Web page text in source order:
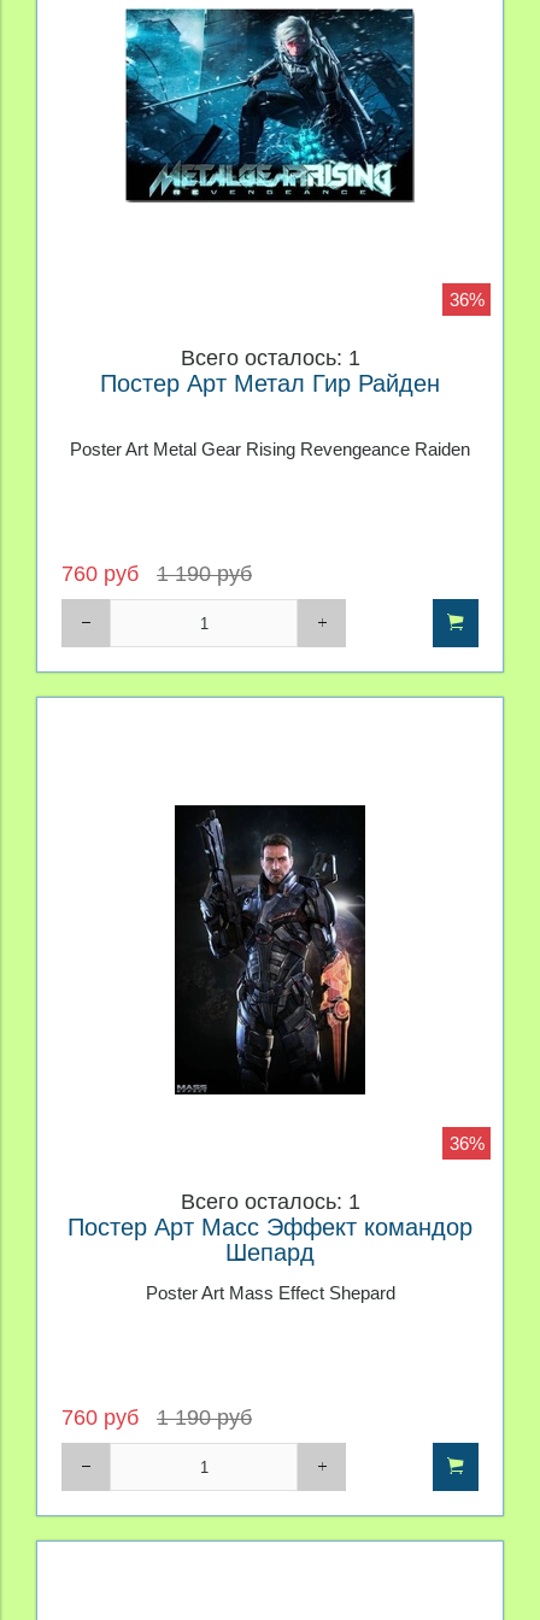
36%
Всего осталось: 1
Постер Арт Метал Гир Райден
Poster Art Metal Gear Rising Revengeance Raiden
760 руб 1 190 руб
36%
Всего осталось: 1
Постер Арт Масс Эффект командор
Шепард
Poster Art Mass Effect Shepard
760 руб 1 190 руб